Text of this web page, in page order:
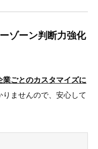
ゾーン判断力強化
業ごとのカスタマイズに
りませんので、安心して